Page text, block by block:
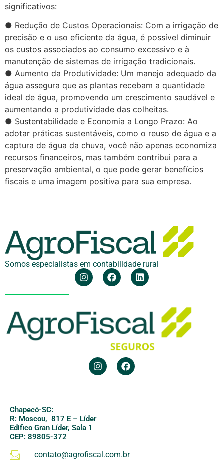
significativos:
● Redução de Custos Operacionais: Com a irrigação de
precisão e o uso eficiente da água, é possível diminuir
os custos associados ao consumo excessivo e à
manutenção de sistemas de irrigação tradicionais.
● Aumento da Produtividade: Um manejo adequado da
água assegura que as plantas recebam a quantidade
ideal de água, promovendo um crescimento saudável e
aumentando a produtividade das colheitas.
● Sustentabilidade e Economia a Longo Prazo: Ao
adotar práticas sustentáveis, como o reuso de água e a
captura de água da chuva, você não apenas economiza
recursos financeiros, mas também contribui para a
preservação ambiental, o que pode gerar benefícios
fiscais e uma imagem positiva para sua empresa.
Somos especialistas em contabilidade rural
Chapecó-SC:
R: Moscou, 817 E – Líder
Edifico Gran Líder, Sala 1
CEP: 89805-372
contato@agrofiscal.com.br